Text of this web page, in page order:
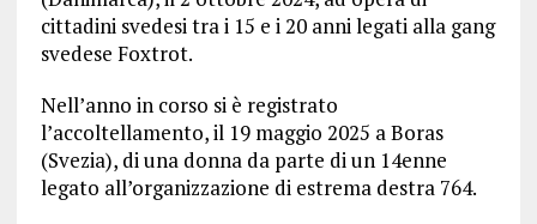
cittadini svedesi tra i 15 e i 20 anni legati alla gang
svedese Foxtrot.
Nell’anno in corso si è registrato
l’accoltellamento, il 19 maggio 2025 a Boras
(Svezia), di una donna da parte di un 14enne
legato all’organizzazione di estrema destra 764.